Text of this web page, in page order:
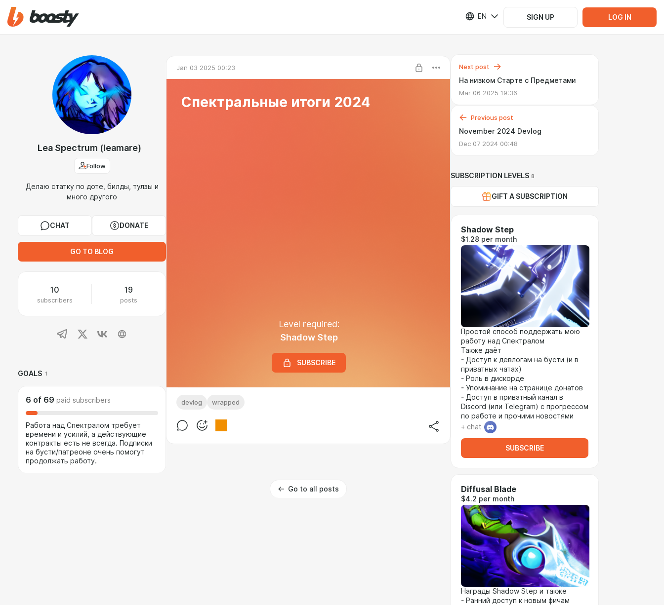
EN SIGN UP LOG IN
Lea Spectrum (leamare)
Follow
Делаю статку по доте, билды, тулзы и
много другого
CHAT DONATE
GO TO BLOG
10
subscribers
19
posts
GOALS 1
6 of 69 paid subscribers
Работа над Спектралом требует
времени и усилий, а действующие
контракты есть не всегда. Подписки
на бусти/патреоне очень помогут
продолжать работу.
Jan 03 2025 00:23
Спектральные итоги 2024
Level required:
Shadow Step
SUBSCRIBE
devlog wrapped
Go to all posts
Next post
На низком Старте с Предметами
Mar 06 2025 19:36
Previous post
November 2024 Devlog
Dec 07 2024 00:48
SUBSCRIPTION LEVELS 8
GIFT A SUBSCRIPTION
Shadow Step
$1.28 per month
Простой способ поддержать мою
работу над Спектралом
Также даёт
- Доступ к девлогам на бусти (и в
приватных чатах)
- Роль в дискорде
- Упоминание на странице донатов
- Доступ в приватный канал в
Discord (или Telegram) с прогрессом
по работе и прочими новостями
+ chat
SUBSCRIBE
Diffusal Blade
$4.2 per month
Награды Shadow Step и также
- Ранний доступ к новым фичам